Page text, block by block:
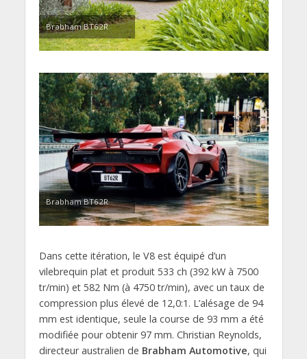
Brabham BT62R
Brabham BT62R
Dans cette itération, le V8 est équipé d’un
vilebrequin plat et produit 533 ch (392 kW à 7500
tr/min) et 582 Nm (à 4750 tr/min), avec un taux de
compression plus élevé de 12,0:1. L’alésage de 94
mm est identique, seule la course de 93 mm a été
modifiée pour obtenir 97 mm. Christian Reynolds,
directeur australien de Brabham Automotive, qui